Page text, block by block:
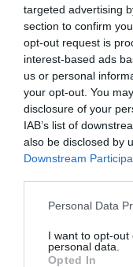
targeted advertising
section to confirm
opt-out request is
interest-based ads
us or personal
your opt-out. You
disclosure of your
IAB’s list of
also be disclosed by
Downstream
Please note that this
not limited to your
grant or deny
Personal Data
I want to opt-
personal data.
Opted In
a
kell